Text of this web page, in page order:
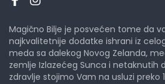
Magično Bilje je posvećen tome da
najkvalitetnije dodatke ishrani iz
meda sa dalekog Novog Zelanda,
zemlje Izlazećeg Sunca i netaknutih
zdravlje stojimo Vam na usluzi preko